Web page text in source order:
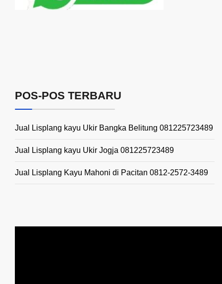
POS-POS TERBARU
Jual Lisplang kayu Ukir Bangka Belitung 081225723489
Jual Lisplang kayu Ukir Jogja 081225723489
Jual Lisplang Kayu Mahoni di Pacitan 0812-2572-3489